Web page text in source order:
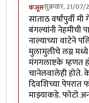
कंजूसशुक्रवार, 21/07/
साताठ वर्षांपुर्वी
बंगल्यांनी नेहमीची
नाल्याच्या वाटेने
मुलामुलीचे लग्न
मंगगलाष्टके म्हणत
चानेलवालेही होते.
दिवशिच्या
माझ्याकडे. फोटो